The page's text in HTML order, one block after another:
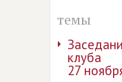
темы
клуба
27